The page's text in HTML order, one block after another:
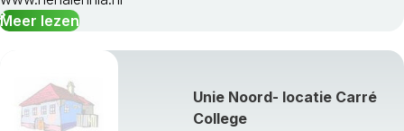
Meer lezen
Unie Noord- locatie Carré
College